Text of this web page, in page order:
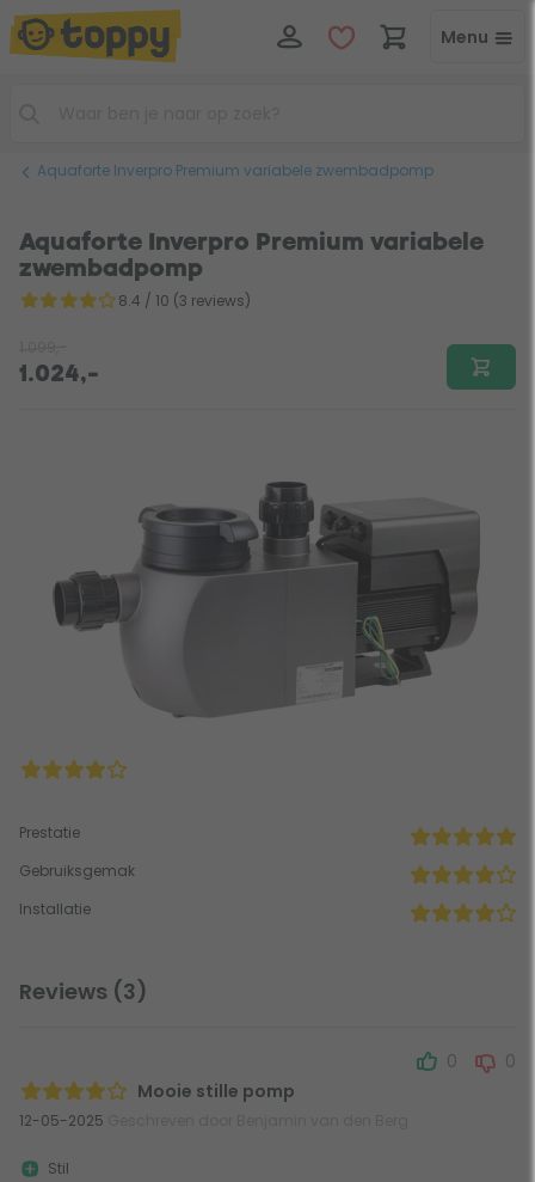
Menu
Aquaforte Inverpro Premium variabele zwembadpomp
Aquaforte Inverpro Premium variabele
zwembadpomp
8.4 / 10 (3 reviews)
1.024,-
Prestatie
Gebruiksgemak
Installatie
Reviews (3)
Mooie stille pomp
12-05-2025
0 0
Stil